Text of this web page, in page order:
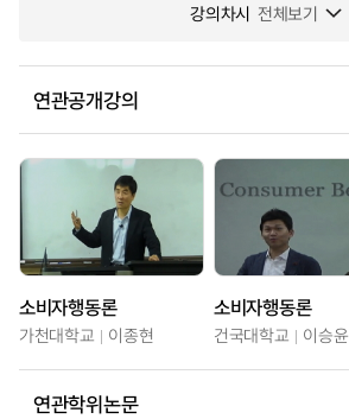
강의차시 전체보기
연관공개강의
소비자행동론
가천대학교 이종현
소비자행동론
건국대학교 이승윤
연관학위논문